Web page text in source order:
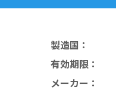
製造国 ：
有効期限：
メーカー ：